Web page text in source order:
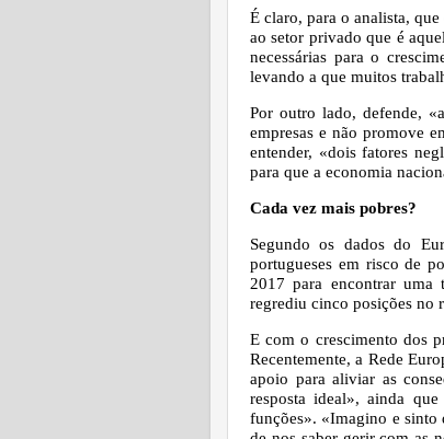
É claro, para o analista,
ao setor privado que é
necessárias para o
levando a que muitos
Por outro lado, defende,
empresas e não promove
entender, «dois fatores
para que a economia
Cada vez mais pobres?
Segundo os dados do
portugueses em risco de
2017 para encontrar
regrediu cinco posições no
E com o crescimento dos
Recentemente, a Rede
apoio para aliviar as
resposta ideal», ainda
funções». «Imagino e sinto